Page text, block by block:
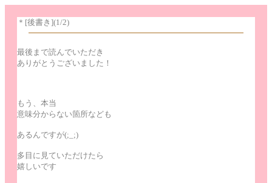
＊[後書き](1/2)
最後まで読んでいただき
ありがとうございました！
もう、本当
意味分からない箇所なども
あるんですが(;_;)
多目に見ていただけたら
嬉しいです